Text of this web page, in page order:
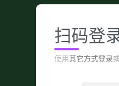
扫码登
使用其它方式登录